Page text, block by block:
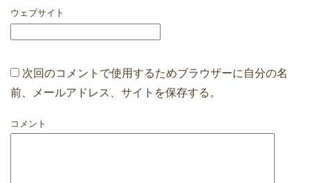
ウェブサイト
次回のコメントで使用するためブラウザーに自分の名
前、メールアドレス、サイトを保存する。
コメント